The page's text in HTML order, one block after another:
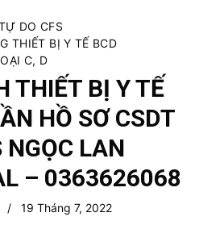
DO CFS
THIẾT BỊ Y TẾ BCD
C, D
THIẾT BỊ Y TẾ
HỒ SƠ CSDT
NGỌC LAN
– 0363626068
19 Tháng 7, 2022